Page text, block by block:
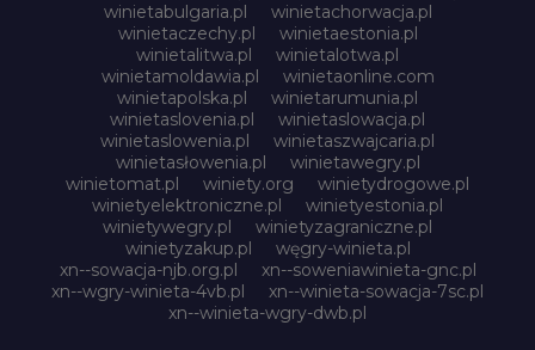
winietabulgaria.pl
winietachorwacja.pl
winietaczechy.pl
winietaestonia.pl
winietalitwa.pl
winietalotwa.pl
winietamoldawia.pl
winietaonline.com
winietapolska.pl
winietarumunia.pl
winietaslovenia.pl
winietaslowacja.pl
winietaslowenia.pl
winietaszwajcaria.pl
winietasłowenia.pl
winietawegry.pl
winietomat.pl
winiety.org
winietydrogowe.pl
winietyelektroniczne.pl
winietyestonia.pl
winietywegry.pl
winietyzagraniczne.pl
winietyzakup.pl
węgry-winieta.pl
xn--sowacja-njb.org.pl
xn--soweniawinieta-gnc.pl
xn--wgry-winieta-4vb.pl
xn--winieta-sowacja-7sc.pl
xn--winieta-wgry-dwb.pl